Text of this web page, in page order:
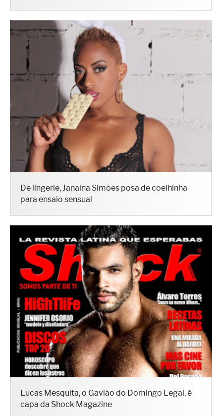
De lingerie, Janaina Simões posa de coelhinha
para ensaio sensual
Lucas Mesquita, o Gavião do Domingo Legal, é
capa da Shock Magazine